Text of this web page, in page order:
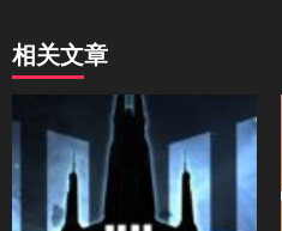
相关文章